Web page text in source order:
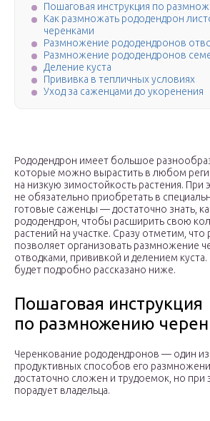
Пошаговая инструкция по
Как размножать рододендрон
черенками
Размножение рододендронов
Размножение рододендронов
Деление куста
Прививка в тепличных условиях
Уход за саженцами до укоренения
Рододендрон имеет большое
которые можно вырастить в любом
на низкую зимостойкость растения. При
не обязательно приобретать в
готовые саженцы — достаточно знать,
рододендрон, чтобы расширить свою
растений на участке. Сразу отметим,
позволяет организовать размножение
отводками, прививкой и делением
будет подробно рассказано ниже.
Пошаговая инструкция
по размножению
Черенкование рододендронов — один
продуктивных способов его
достаточно сложен и трудоемок, но при
порадует владельца.